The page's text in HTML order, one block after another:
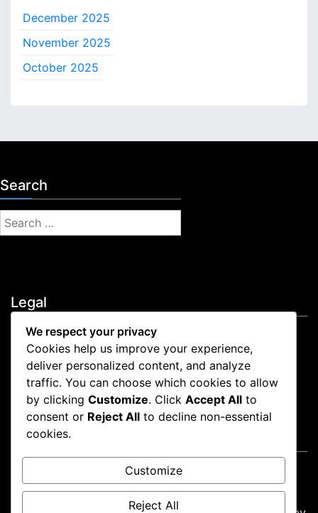
December 2025
November 2025
October 2025
Search
S
e
Legal
Tu privacidad
Política de Cookies
Contactar
Acerca de
Términos de servicio
Language
We respect your privacy
Cookies help us improve your experience,
deliver personalized content, and analyze
traffic. You can choose which cookies to allow
by clicking Customize. Click Accept All to
consent or Reject All to decline non-essential
cookies.
Customize
Reject All